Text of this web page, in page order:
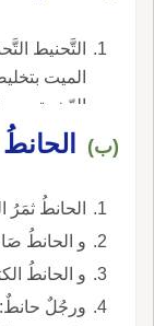
التَّحنيط
الميت
الرِّخوة،
أَسباب البِلى.
(ب) الحانطُ
الحانطُ ثمَرُ
و الحانطُ
و الحانطُ
ورجُلٌ